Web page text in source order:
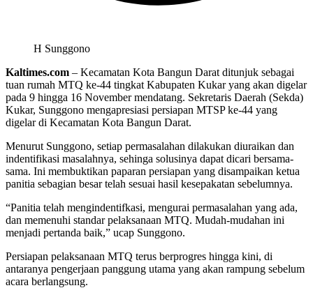
H Sunggono
Kaltimes.com – Kecamatan Kota Bangun Darat ditunjuk sebagai
tuan rumah MTQ ke-44 tingkat Kabupaten Kukar yang akan digelar
pada 9 hingga 16 November mendatang. Sekretaris Daerah (Sekda)
Kukar, Sunggono mengapresiasi persiapan MTSP ke-44 yang
digelar di Kecamatan Kota Bangun Darat.
Menurut Sunggono, setiap permasalahan dilakukan diuraikan dan
indentifikasi masalahnya, sehinga solusinya dapat dicari bersama-
sama. Ini membuktikan paparan persiapan yang disampaikan ketua
panitia sebagian besar telah sesuai hasil kesepakatan sebelumnya.
“Panitia telah mengindentifkasi, mengurai permasalahan yang ada,
dan memenuhi standar pelaksanaan MTQ. Mudah-mudahan ini
menjadi pertanda baik,” ucap Sunggono.
Persiapan pelaksanaan MTQ terus berprogres hingga kini, di
antaranya pengerjaan panggung utama yang akan rampung sebelum
acara berlangsung.